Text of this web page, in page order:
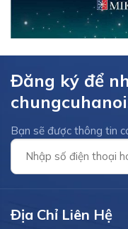
Đăng ký để
Bạn sẽ được thông tin
Địa Chỉ Liên Hệ